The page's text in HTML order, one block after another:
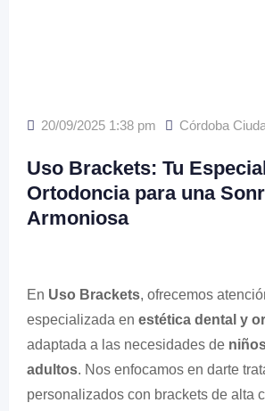
20/09/2025 1:38 pm Córdoba
Uso Brackets: Tu
Ortodoncia para una
Armoniosa
En Uso Brackets, ofrecemos
especializada en estética dental y
adaptada a las necesidades de
adultos. Nos enfocamos en darte
personalizados con brackets de alta